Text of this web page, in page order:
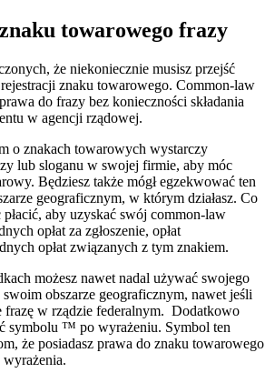
towarowego frazy
że niekoniecznie musisz przejść
znaku towarowego. Common-law
do frazy bez konieczności składania
w agencji rządowej.
o znakach towarowych wystarczy
lub sloganu w swojej firmie, aby móc
Będziesz także mógł egzekwować ten
geograficznym, w którym działasz. Co
aby uzyskać swój common-law
opłat za zgłoszenie, opłat
opłat związanych z tym znakiem.
możesz nawet nadal używać swojego
obszarze geograficznym, nawet jeśli
frazę w rządzie federalnym. Dodatkowo
symbolu ™ po wyrażeniu. Symbol ten
że posiadasz prawa do znaku towarowego